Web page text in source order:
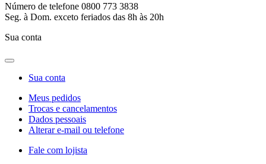
Número de telefone 0800 773 3838
Seg. à Dom. exceto feriados das 8h às 20h
Sua conta
Sua conta
Meus pedidos
Trocas e cancelamentos
Dados pessoais
Alterar e-mail ou telefone
Fale com lojista